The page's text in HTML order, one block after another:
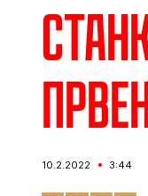
10.2.2022 3:44